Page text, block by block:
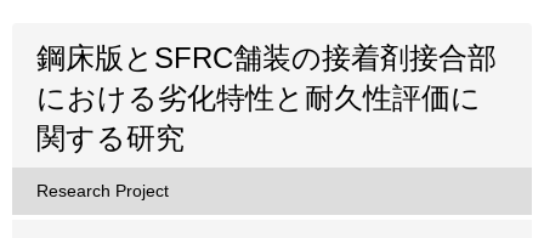
鋼床版とSFRC舗装の接着剤接合部
における劣化特性と耐久性評価に
関する研究
Research Project